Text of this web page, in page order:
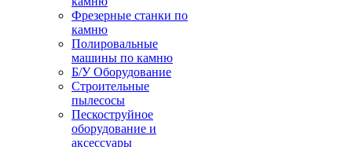
Фрезерные станки по
камню
Полировальные
машины по камню
Б/У Оборудование
Строительные
пылесосы
Пескоструйное
оборудование и
аксессуары